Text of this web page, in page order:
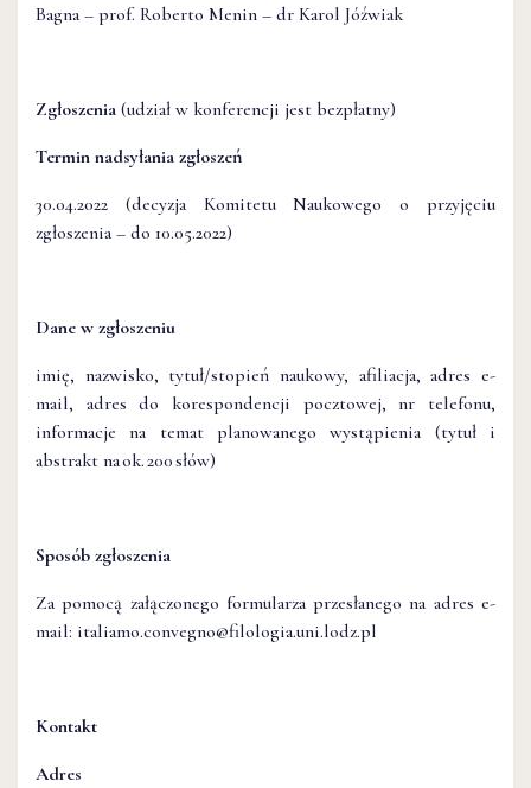
Bagna – prof. Roberto Menin – dr Karol Jóźwiak
Zgłoszenia (udział w konferencji jest bezpłatny)
Termin nadsyłania zgłoszeń
30.04.2022 (decyzja Komitetu Naukowego o przyjęciu
zgłoszenia – do 10.05.2022)
Dane w zgłoszeniu
imię, nazwisko, tytuł/stopień naukowy, afiliacja, adres e-
mail, adres do korespondencji pocztowej, nr telefonu,
informacje na temat planowanego wystąpienia (tytuł i
abstrakt na ok. 200 słów)
Sposób zgłoszenia
Za pomocą załączonego formularza przesłanego na adres e-
mail: italiamo.convegno@filologia.uni.lodz.pl
Kontakt
Adres